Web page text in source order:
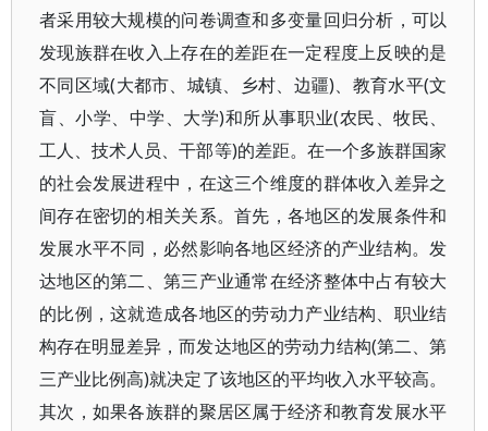
者采用较大规模的问卷调查和多变量回归分析，可以
发现族群在收入上存在的差距在一定程度上反映的是
不同区域(大都市、城镇、乡村、边疆)、教育水平(文
盲、小学、中学、大学)和所从事职业(农民、牧民、
工人、技术人员、干部等)的差距。在一个多族群国家
的社会发展进程中，在这三个维度的群体收入差异之
间存在密切的相关关系。首先，各地区的发展条件和
发展水平不同，必然影响各地区经济的产业结构。发
达地区的第二、第三产业通常在经济整体中占有较大
的比例，这就造成各地区的劳动力产业结构、职业结
构存在明显差异，而发达地区的劳动力结构(第二、第
三产业比例高)就决定了该地区的平均收入水平较高。
其次，如果各族群的聚居区属于经济和教育发展水平